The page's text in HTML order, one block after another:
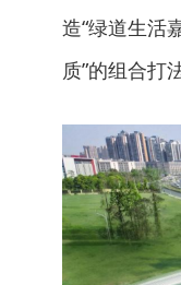
造“绿道生活
质”的组合打